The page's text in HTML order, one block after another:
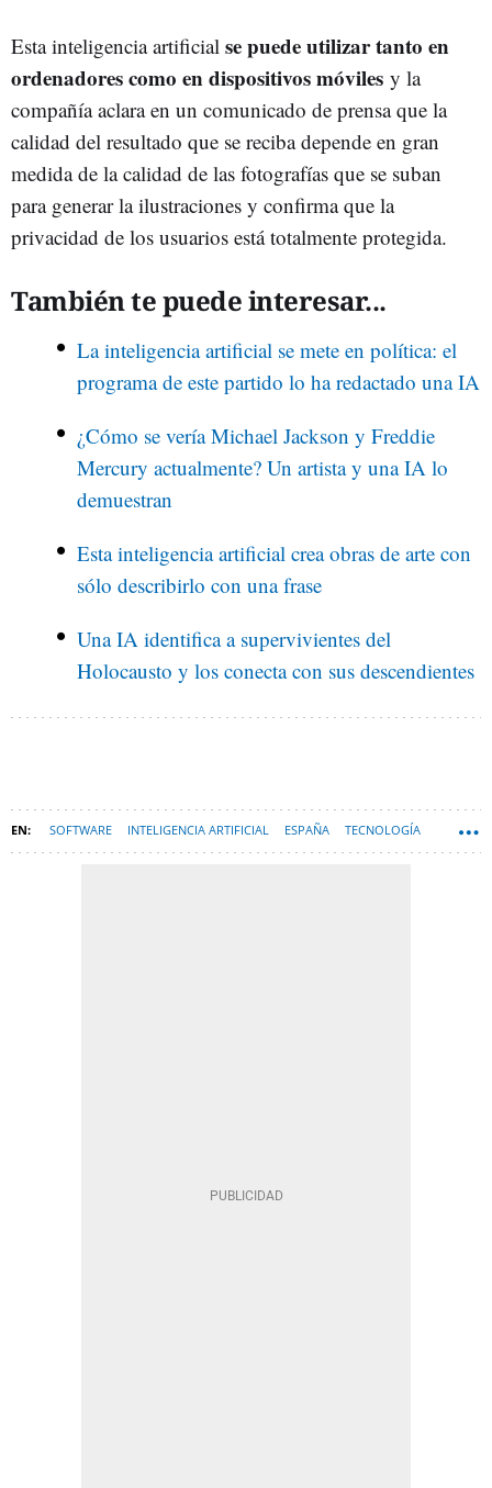
Esta inteligencia artificial se puede utilizar tanto en
ordenadores como en dispositivos móviles y la
compañía aclara en un comunicado de prensa que la
calidad del resultado que se reciba depende en gran
medida de la calidad de las fotografías que se suban
para generar la ilustraciones y confirma que la
privacidad de los usuarios está totalmente protegida.
También te puede interesar...
La inteligencia artificial se mete en política: el
programa de este partido lo ha redactado una IA
¿Cómo se vería Michael Jackson y Freddie
Mercury actualmente? Un artista y una IA lo
demuestran
Esta inteligencia artificial crea obras de arte con
sólo describirlo con una frase
Una IA identifica a supervivientes del
Holocausto y los conecta con sus descendientes
SOFTWARE INTELIGENCIA ARTIFICIAL ESPAÑA TECNOLOGÍA